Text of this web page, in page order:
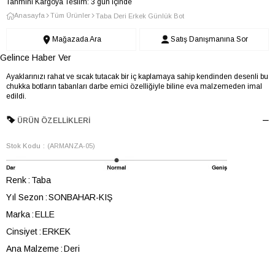
Anasayfa Tüm Ürünler Taba Deri Erkek Günlük Bot
Mağazada Ara Satış Danışmanına Sor
Gelince Haber Ver
Ayaklarınızı rahat ve sıcak tutacak bir iç kaplamaya sahip kendinden desenli bu
chukka botların tabanları darbe emici özelliğiyle biline eva malzemeden imal
edildi.
ÜRÜN ÖZELLIKLERI
Stok Kodu (ARMANZA-05)
Renk Taba
Yıl Sezon SONBAHAR-KIŞ
Marka ELLE
Cinsiyet ERKEK
Ana Malzeme Deri